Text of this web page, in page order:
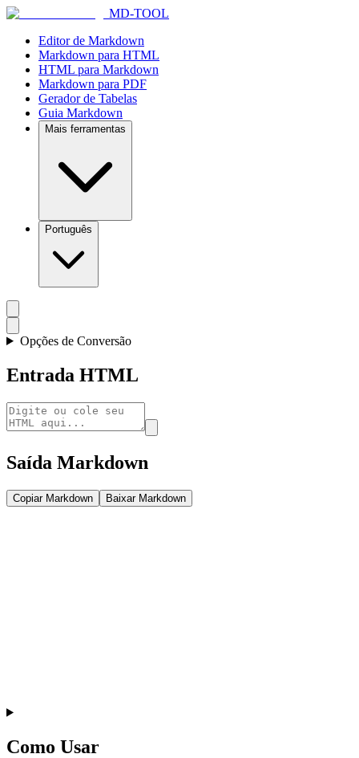
MD-TOOL
Editor de Markdown
Markdown para HTML
HTML para Markdown
Markdown para PDF
Gerador de Tabelas
Guia Markdown
Mais ferramentas
Português
Opções de Conversão
Entrada HTML
Saída Markdown
Copiar Markdown Baixar Markdown
Como Usar